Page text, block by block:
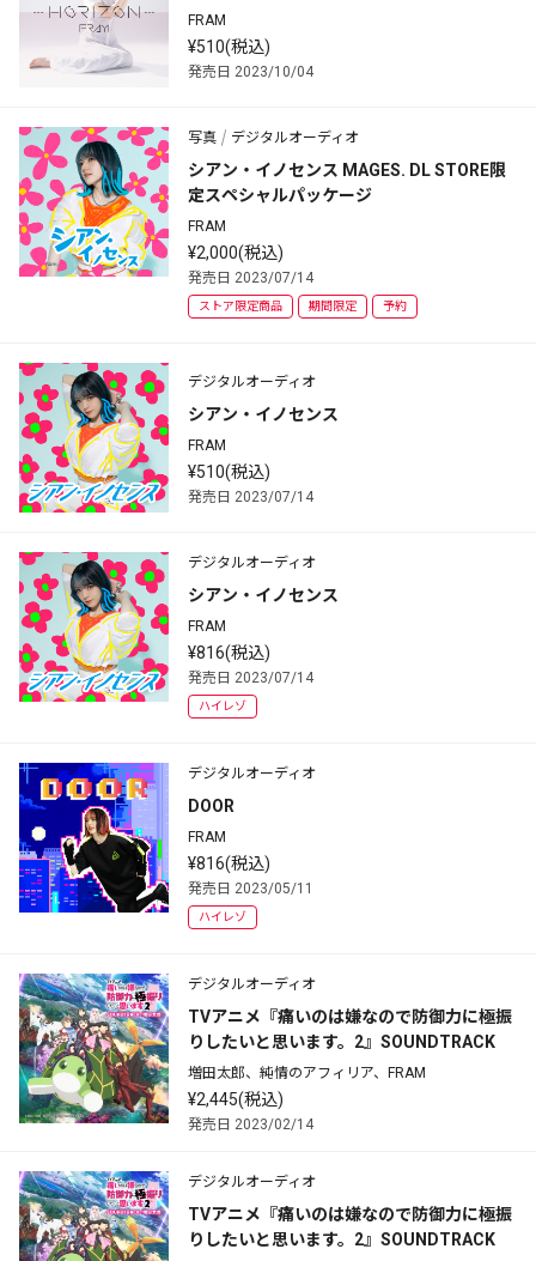
FRAM
¥510(税込)
発売日 2023/10/04
写真 デジタルオーディオ
シアン・イノセンス MAGES. DL STORE限
定スペシャルパッケージ
FRAM
¥2,000(税込)
発売日 2023/07/14
ストア限定商品 期間限定 予約
デジタルオーディオ
シアン・イノセンス
FRAM
¥510(税込)
発売日 2023/07/14
デジタルオーディオ
シアン・イノセンス
FRAM
¥816(税込)
発売日 2023/07/14
ハイレゾ
デジタルオーディオ
DOOR
FRAM
¥816(税込)
発売日 2023/05/11
ハイレゾ
デジタルオーディオ
TVアニメ『痛いのは嫌なので防御力に極振
りしたいと思います。2』SOUNDTRACK
増田太郎、純情のアフィリア、FRAM
¥2,445(税込)
発売日 2023/02/14
デジタルオーディオ
TVアニメ『痛いのは嫌なので防御力に極振
りしたいと思います。2』SOUNDTRACK